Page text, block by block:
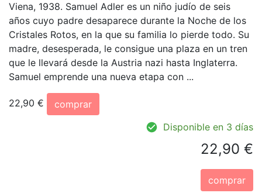
Viena, 1938. Samuel Adler es un niño judío de seis
años cuyo padre desaparece durante la Noche de los
Cristales Rotos, en la que su familia lo pierde todo. Su
madre, desesperada, le consigue una plaza en un tren
que le llevará desde la Austria nazi hasta Inglaterra.
Samuel emprende una nueva etapa con ...
22,90 €
comprar
Disponible en 3 días
22,90 €
comprar